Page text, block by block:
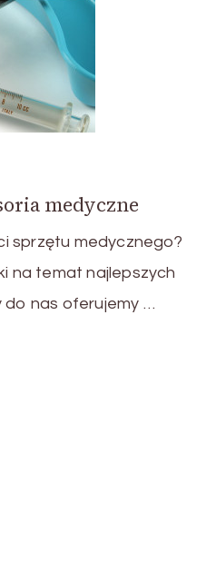
medyczne
sprzętu medycznego?
na temat najlepszych
do nas oferujemy …